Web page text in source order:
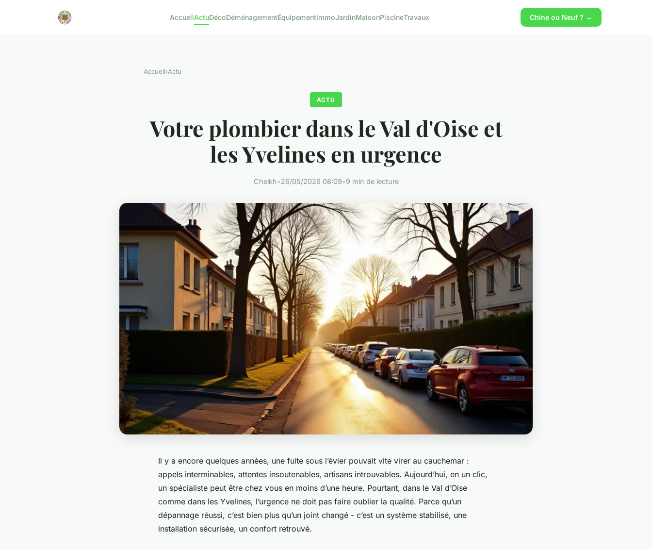
AccueilActuDécoDéménagementÉquipementImmoJardinMaisonPiscineTravaux Chine ou Neuf ? →
Accueil›Actu
ACTU
Votre plombier dans le Val d'Oise et
les Yvelines en urgence
Cheikh•26/05/2026 08:09•9 min de lecture
Il y a encore quelques années, une fuite sous l’évier pouvait vite virer au cauchemar :
appels interminables, attentes insoutenables, artisans introuvables. Aujourd’hui, en un clic,
un spécialiste peut être chez vous en moins d’une heure. Pourtant, dans le Val d’Oise
comme dans les Yvelines, l’urgence ne doit pas faire oublier la qualité. Parce qu’un
dépannage réussi, c’est bien plus qu’un joint changé - c’est un système stabilisé, une
installation sécurisée, un confort retrouvé.